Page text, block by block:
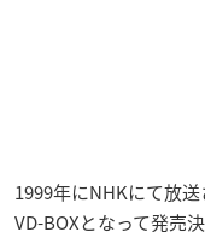
1999年にNHKにて放
VD-BOXとなって発売決